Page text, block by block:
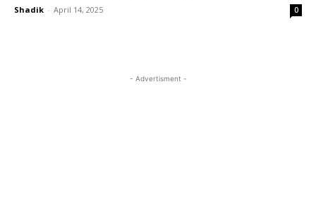
Shadik - April 14, 2025 0
- Advertisment -